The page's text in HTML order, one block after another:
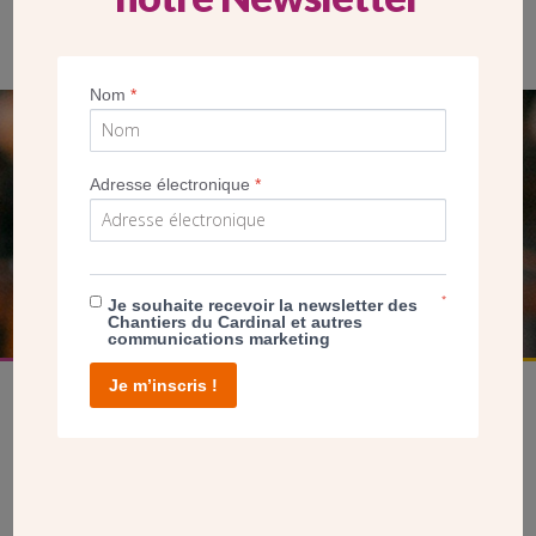
SEUL VOTRE DON
NOUS PERMET D’AGIR
FAIRE UN DON
Nom*
Adresse électronique*
Je souhaite recevoir la newsletter des
Chantiers du Cardinal et autres
communications marketing
*
Je m’inscris !